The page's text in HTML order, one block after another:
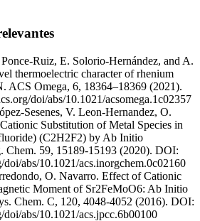
Ruiz, E. Solorio-Hernández, and A.
thermoelectric character of rhenium
ACS Omega, 6, 18364–18369 (2021).
doi/abs/10.1021/acsomega.1c02357
Sesenes, V. Leon-Hernandez, O.
Substitution of Metal Species in
(C2H2F2) by Ab Initio
Chem. 59, 15189-15193 (2020). DOI:
doi/abs/10.1021/acs.inorgchem.0c02160
O. Navarro. Effect of Cationic
Moment of Sr2FeMoO6: Ab Initio
Chem. C, 120, 4048-4052 (2016). DOI:
doi/abs/10.1021/acs.jpcc.6b00100